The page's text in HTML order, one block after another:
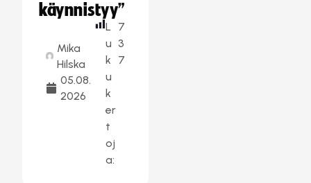
käynnistyy”
Mika
Hilska
05.08.
2026
L
u
k
u
k
er
t
oj
a:
7
3
7